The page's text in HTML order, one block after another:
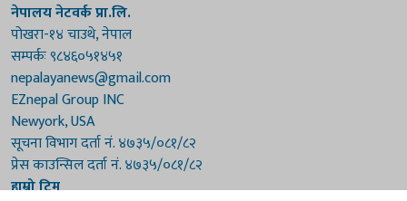
नेपालय नेटवर्क प्रा.लि.
पोखरा-१४ चाउथे, नेपाल
सम्पर्कः ९८४६०५१४५१
nepalayanews@gmail.com
EZnepal Group INC
Newyork, USA
सूचना विभाग दर्ता नं. ४७३५/०८१/८२
प्रेस काउन्सिल दर्ता नं. ४७३५/०८१/८२
हाम्रो टिम